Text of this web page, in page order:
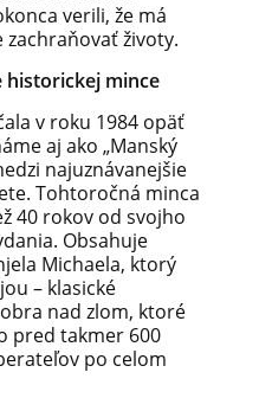
verili, že má
zachraňovať životy.
historickej mince
v roku 1984 opäť
aj ako „Manský
najuznávanejšie
Tohtoročná minca
40 rokov od svojho
Obsahuje
Michaela, ktorý
– klasické
nad zlom, ktoré
pred takmer 600
po celom